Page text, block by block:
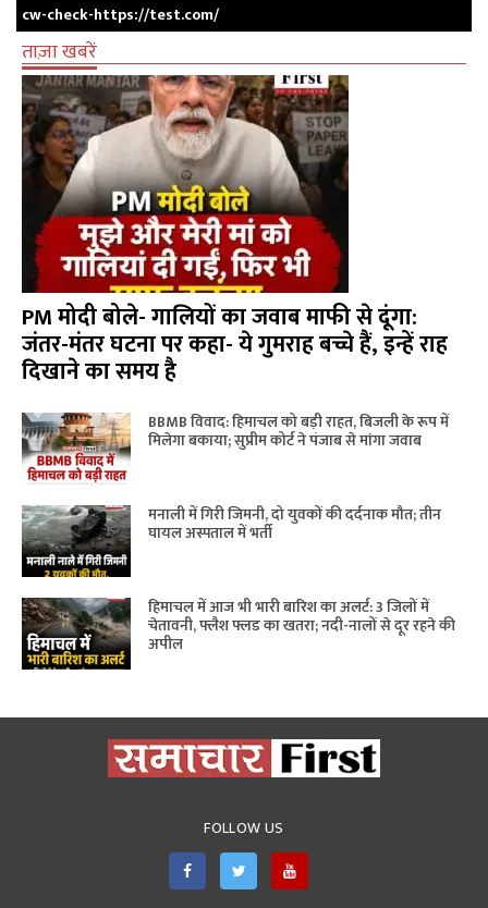
cw-check-https://test.com/
ताज़ा खबरें
PM मोदी बोले- गालियों का जवाब माफी से दूंगा:
जंतर-मंतर घटना पर कहा- ये गुमराह बच्चे हैं, इन्हें राह
दिखाने का समय है
BBMB विवाद: हिमाचल को बड़ी राहत, बिजली के रूप में
मिलेगा बकाया; सुप्रीम कोर्ट ने पंजाब से मांगा जवाब
मनाली में गिरी जिमनी, दो युवकों की दर्दनाक मौत; तीन
घायल अस्पताल में भर्ती
हिमाचल में आज भी भारी बारिश का अलर्ट: 3 जिलों में
चेतावनी, फ्लैश फ्लड का खतरा; नदी-नालों से दूर रहने की
अपील
FOLLOW US